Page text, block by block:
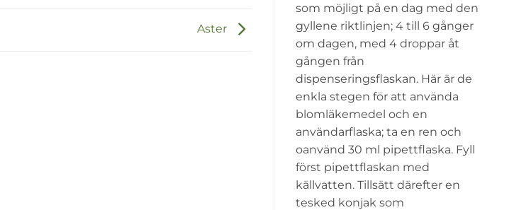
Aster
som möjligt på en dag med den
gyllene riktlinjen; 4 till 6 gånger
om dagen, med 4 droppar åt
gången från
dispenseringsflaskan. Här är de
enkla stegen för att använda
blomläkemedel och en
användarflaska; ta en ren och
oanvänd 30 ml pipettflaska. Fyll
först pipettflaskan med
källvatten. Tillsätt därefter en
tesked konjak som